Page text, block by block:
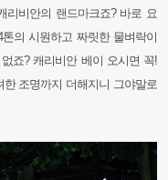
리비안의 랜드마크죠? 바로 요
톤의 시원하고 짜릿한 물벼락이
죠? 캐리비안 베이 오시면 꼭!
조명까지 더해지니 그야말로